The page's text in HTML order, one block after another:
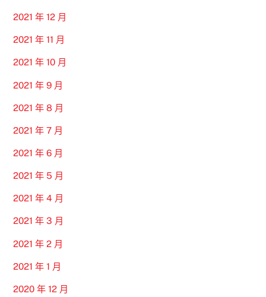
2021 年 12 月
2021 年 11 月
2021 年 10 月
2021 年 9 月
2021 年 8 月
2021 年 7 月
2021 年 6 月
2021 年 5 月
2021 年 4 月
2021 年 3 月
2021 年 2 月
2021 年 1 月
2020 年 12 月